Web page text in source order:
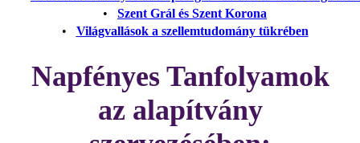
• Szent Grál és Szent Korona
• Világvallások a szellemtudomány tükrében
Napfényes Tanfolyamok
az alapítvány